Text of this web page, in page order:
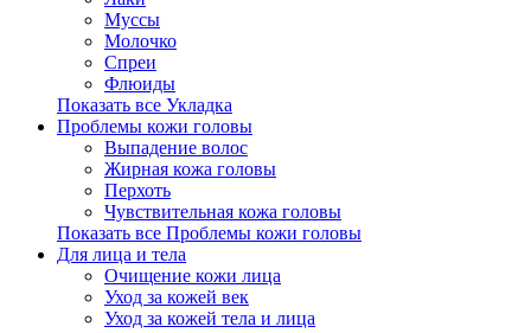
Муссы
Молочко
Спреи
Флюиды
Показать все Укладка
Проблемы кожи головы
Выпадение волос
Жирная кожа головы
Перхоть
Чувствительная кожа головы
Показать все Проблемы кожи головы
Для лица и тела
Очищение кожи лица
Уход за кожей век
Уход за кожей тела и лица